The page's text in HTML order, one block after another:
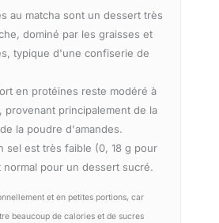
au matcha sont un dessert très
dominé par les graisses et
typique d'une confiserie de
en protéines reste modéré à
provenant principalement de la
la poudre d'amandes.
sel est très faible (0, 18 g pour
normal pour un dessert sucré.
et en petites portions, car
beaucoup de calories et de sucres